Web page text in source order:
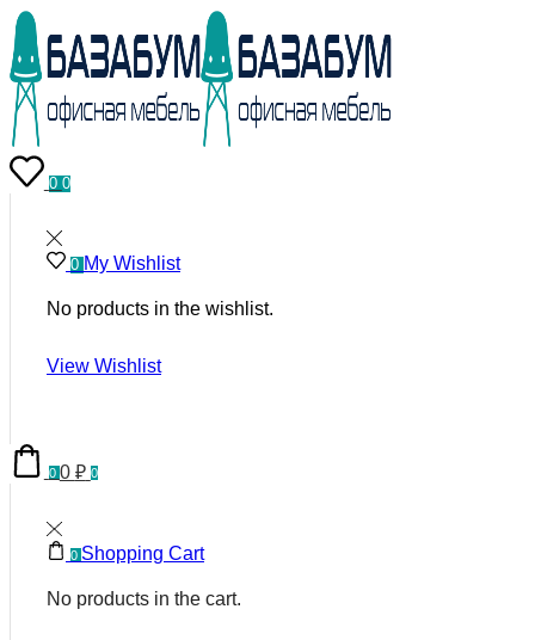
0 0
0 My Wishlist
No products in the wishlist.
View Wishlist
0 0 ₽ 0
0 Shopping Cart
No products in the cart.